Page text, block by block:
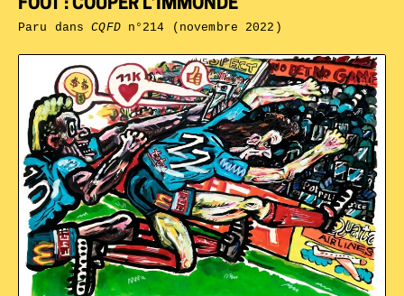
FOOT : COUPER L’IMMONDE
Paru dansCQFDn°214 (novembre 2022)